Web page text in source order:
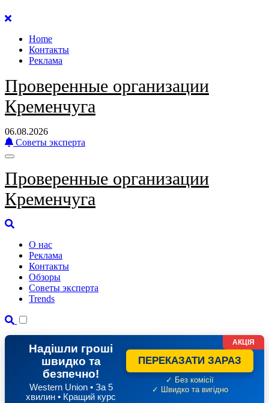
Перейти
содержанию
Home
Контакты
Реклама
Проверенные организации
Кременчуга
06.08.2026
Советы эксперта
Проверенные организации
Кременчуга
О нас
Реклама
Контакты
Обзоры
Советы эксперта
Trends
Надішли гроші
швидко та
безпечно!
Western Union • За 5
хвилин • Кращий курс
ПЕРЕКАЗАТИ ЗАРАЗ
✓ Без комісії
✓ Швидко та вигідно
АКЦІЯ